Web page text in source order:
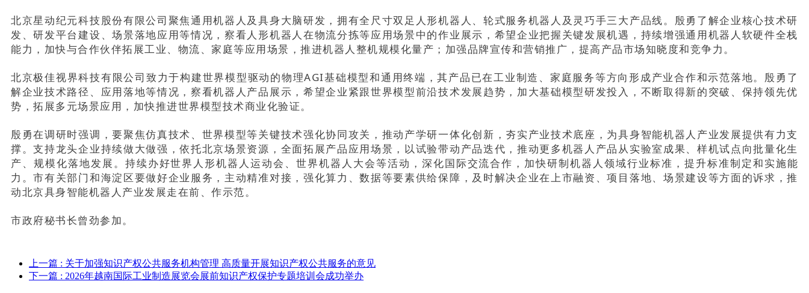
北京星动纪元科技股份有限公司聚焦通用机器人及具身大脑研发，拥有全尺寸双足人形机器人、轮式服务机器人及灵巧手三大产品线。殷勇了解企业核心技术研
发、研发平台建设、场景落地应用等情况，察看人形机器人在物流分拣等应用场景中的作业展示，希望企业把握关键发展机遇，持续增强通用机器人软硬件全栈
能力，加快与合作伙伴拓展工业、物流、家庭等应用场景，推进机器人整机规模化量产；加强品牌宣传和营销推广，提高产品市场知晓度和竞争力。
北京极佳视界科技有限公司致力于构建世界模型驱动的物理AGI基础模型和通用终端，其产品已在工业制造、家庭服务等方向形成产业合作和示范落地。殷勇了
解企业技术路径、应用落地等情况，察看机器人产品展示，希望企业紧跟世界模型前沿技术发展趋势，加大基础模型研发投入，不断取得新的突破、保持领先优
势，拓展多元场景应用，加快推进世界模型技术商业化验证。
殷勇在调研时强调，要聚焦仿真技术、世界模型等关键技术强化协同攻关，推动产学研一体化创新，夯实产业技术底座，为具身智能机器人产业发展提供有力支
撑。支持龙头企业持续做大做强，依托北京场景资源，全面拓展产品应用场景，以试验带动产品迭代，推动更多机器人产品从实验室成果、样机试点向批量化生
产、规模化落地发展。持续办好世界人形机器人运动会、世界机器人大会等活动，深化国际交流合作，加快研制机器人领域行业标准，提升标准制定和实施能
力。市有关部门和海淀区要做好企业服务，主动精准对接，强化算力、数据等要素供给保障，及时解决企业在上市融资、项目落地、场景建设等方面的诉求，推
动北京具身智能机器人产业发展走在前、作示范。
市政府秘书长曾劲参加。
上一篇 : 关于加强知识产权公共服务机构管理 高质量开展知识产权公共服务的意见
下一篇 : 2026年越南国际工业制造展览会展前知识产权保护专题培训会成功举办